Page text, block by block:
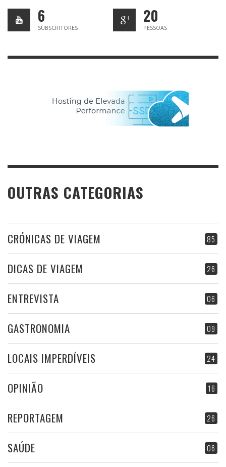
6
SUBSCRITORES
20
PESSOAS
OUTRAS CATEGORIAS
85
CRÓNICAS DE VIAGEM
26
DICAS DE VIAGEM
06
ENTREVISTA
09
GASTRONOMIA
24
LOCAIS IMPERDÍVEIS
16
OPINIÃO
26
REPORTAGEM
06
SAÚDE